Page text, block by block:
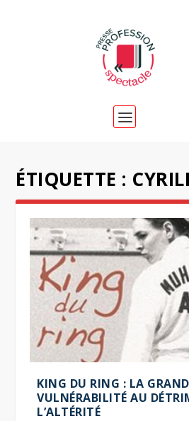
ÉTIQUETTE :
KING DU RING : LA
VULNÉRABILITÉ AU
L’ALTÉRITÉ